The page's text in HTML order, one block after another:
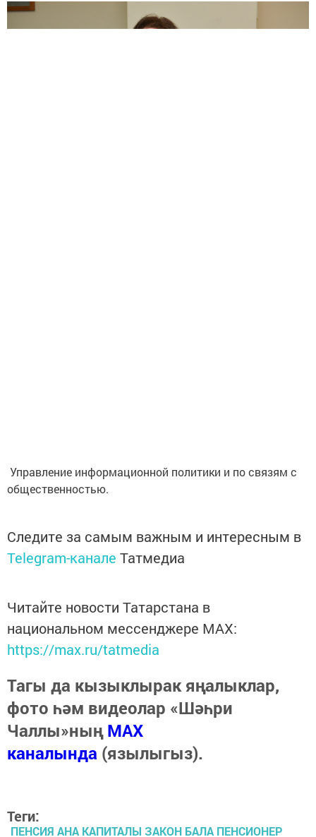
Управление информационной политики и по связям с
общественностью.
Следите за самым важным и интересным в
Telegram-канале Татмедиа
Читайте новости Татарстана в
национальном мессенджере MАХ:
https://max.ru/tatmedia
Тагы да кызыклырак яңалыклар,
фото һәм видеолар «Шәһри
Чаллы»ныңMAX
каналында (язылыгыз).
Теги:
ПЕНСИЯ АНА КАПИТАЛЫ ЗАКОН БАЛА ПЕНСИОНЕР